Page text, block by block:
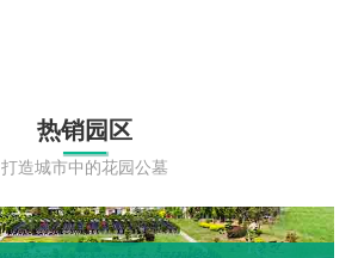
热销园区
打造城市中的花园公墓